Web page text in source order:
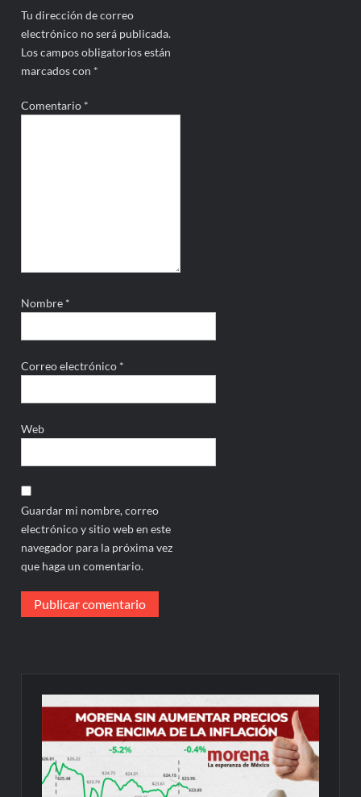
Tu dirección de correo
electrónico no será publicada.
Los campos obligatorios están
marcados con *
Comentario *
Nombre *
Correo electrónico *
Web
Guardar mi nombre, correo
electrónico y sitio web en este
navegador para la próxima vez
que haga un comentario.